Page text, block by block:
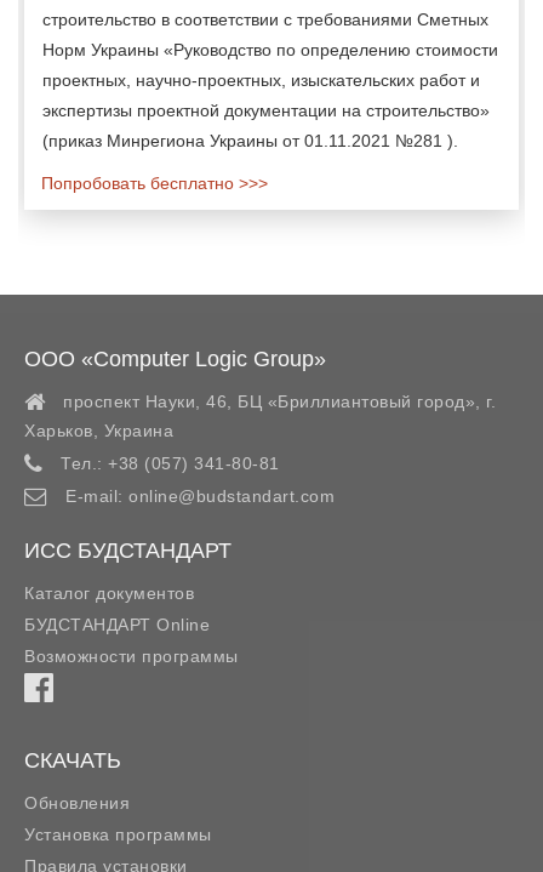
строительство в соответствии с требованиями Сметных
Норм Украины «Руководство по определению стоимости
проектных, научно-проектных, изыскательских работ и
экспертизы проектной документации на строительство»
(приказ Минрегиона Украины от 01.11.2021 №281 ).
Попробовать бесплатно >>>
ООО «Computer Logic Group»
проспект Науки, 46, БЦ «Бриллиантовый город»,
г.
Харьков
Украина
Тел.: +38 (057) 341-80-81
E-mail: online@budstandart.com
ИСС БУДСТАНДАРТ
Каталог документов
БУДСТАНДАРТ Online
Возможности программы
СКАЧАТЬ
Обновления
Установка программы
Правила установки